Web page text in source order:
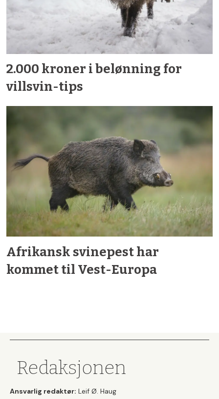
2.000 kroner i belønning for
villsvin-tips
Afrikansk svinepest har
kommet til Vest-Europa
Redaksjonen
Ansvarlig redaktør: Leif Ø. Haug